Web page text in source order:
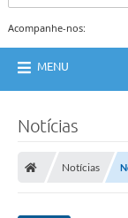
Acompanhe-nos:
MENU
Notícias
Notícias